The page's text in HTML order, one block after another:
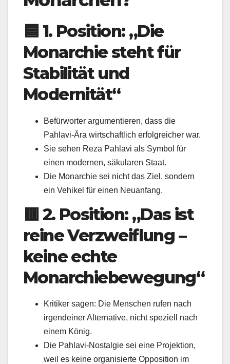
🟦 1. Position: „Die
Monarchie steht für
Stabilität und
Modernität“
Befürworter argumentieren, dass die
Pahlavi-Ära wirtschaftlich erfolgreicher war.
Sie sehen Reza Pahlavi als Symbol für
einen modernen, säkularen Staat.
Die Monarchie sei nicht das Ziel, sondern
ein Vehikel für einen Neuanfang.
🟥2. Position: „Das ist
reine Verzweiflung –
keine echte
Monarchiebewegung“
Kritiker sagen: Die Menschen rufen nach
irgendeiner Alternative, nicht speziell nach
einem König.
Die Pahlavi-Nostalgie sei eine Projektion,
weil es keine organisierte Opposition im